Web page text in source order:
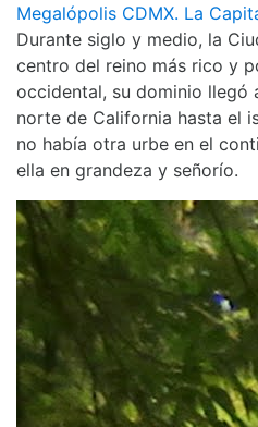
Megalópolis CDMX. La
Durante siglo y medio, la
centro del reino más rico y
occidental, su dominio llegó
norte de California hasta el
no había otra urbe en el
ella en grandeza y señorío.